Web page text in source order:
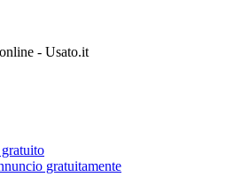
- Usato.it
gratuitamente